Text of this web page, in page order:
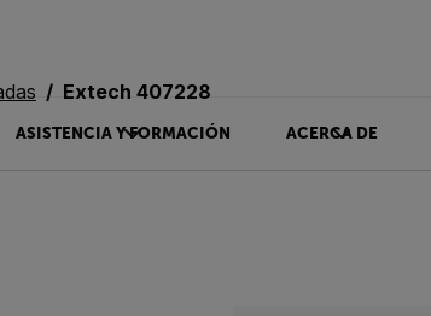
ASISTENCIA Y FORMACIÓN ACERCA DE
Extech 407228